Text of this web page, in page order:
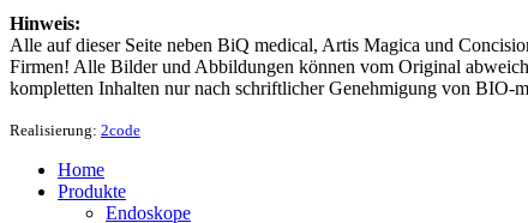
Hinweis:
Alle auf dieser Seite neben BiQ medical, Artis Magica und
Firmen! Alle Bilder und Abbildungen können vom Original
kompletten Inhalten nur nach schriftlicher Genehmigung von BIO-
Realisierung: 2code
Home
Produkte
Endoskope